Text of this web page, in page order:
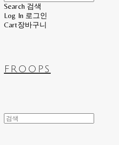
Search 검색
Log In 로그인
Cart장바구니
FROOPS